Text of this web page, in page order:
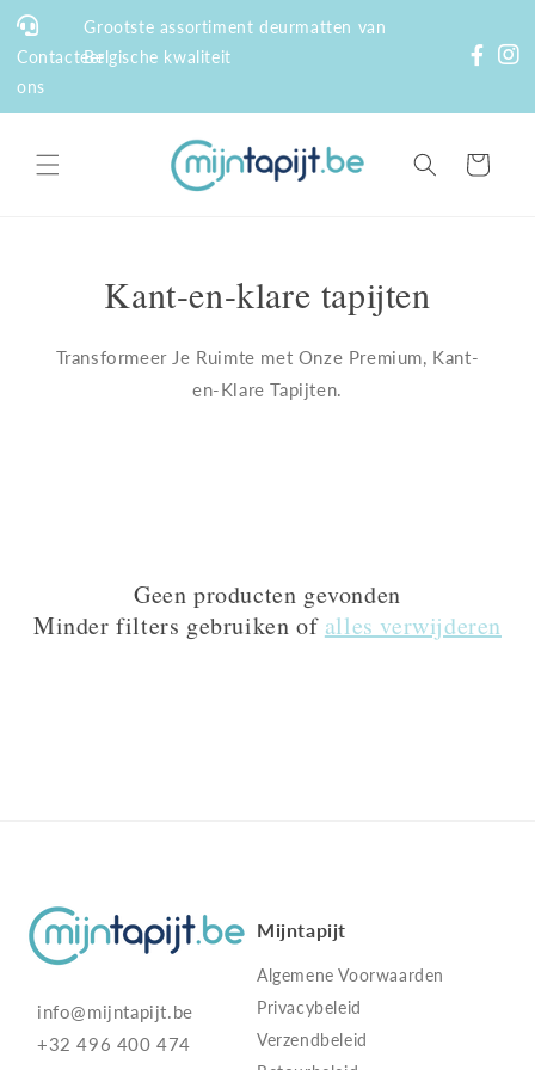
naar de
content
Contacteer
ons
Grootste assortiment deurmatten van
Belgische kwaliteit
Winkelwagen
Kant-en-klare tapijten
Transformeer Je Ruimte met Onze Premium, Kant-
en-Klare Tapijten.
Geen producten gevonden
Minder filters gebruiken of alles verwijderen
info@mijntapijt.be
+32 496 400 474
Mijntapijt
Algemene Voorwaarden
Privacybeleid
Verzendbeleid